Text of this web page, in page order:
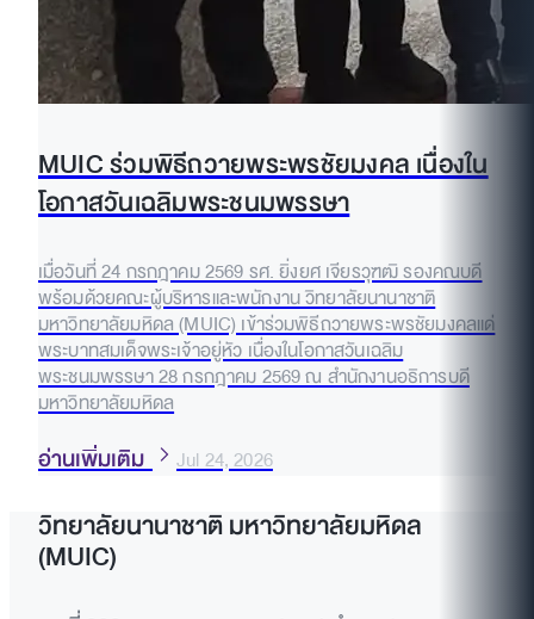
MUIC ร่วมพิธีถวายพระพรชัยมงคล เนื่องใน
โอกาสวันเฉลิมพระชนมพรรษา
เมื่อวันที่ 24 กรกฎาคม 2569 รศ. ยิ่งยศ เจียรวุฑฒิ รองคณบดี
พร้อมด้วยคณะผู้บริหารและพนักงาน วิทยาลัยนานาชาติ
มหาวิทยาลัยมหิดล (MUIC) เข้าร่วมพิธีถวายพระพรชัยมงคลแด่
พระบาทสมเด็จพระเจ้าอยู่หัว เนื่องในโอกาสวันเฉลิม
พระชนมพรรษา 28 กรกฎาคม 2569 ณ สำนักงานอธิการบดี
มหาวิทยาลัยมหิดล
อ่านเพิ่มเติม Jul 24, 2026
วิทยาลัยนานาชาติ มหาวิทยาลัยมหิดล
(MUIC)